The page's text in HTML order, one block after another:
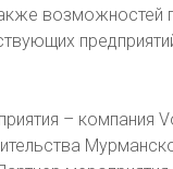
возможностей
– компания